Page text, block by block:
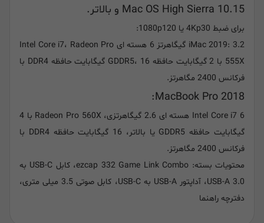
Mac OS High Sierra 10.15 و بالاتر.
برای ضبط 4Kp30 یا 1080p120:
iMac 2019: 3.2 گیگاهرتز 6 هسته ای Intel Core i7، Radeon Pro
555X با 2 گیگابایت حافظه GDDR5، 16 گیگابایت حافظه DDR4 با
فرکانس 2400 مگاهرتز.
MacBook Pro 2018:
Intel Core i7 6 هسته ای 2.6 گیگاهرتزی، Radeon Pro 560X با 4
گیگابایت حافظه GDDR5 یا بالاتر، 16 گیگابایت حافظه DDR4 با
فرکانس 2400 مگاهرتز.
محتویات بسته: ezcap 332 Game Link Combo، کابل USB-C به
USB-A 3.0، آداپتور USB-A به USB-C، کابل صوتی 3.5 میلی متری،
دفترچه راهنما